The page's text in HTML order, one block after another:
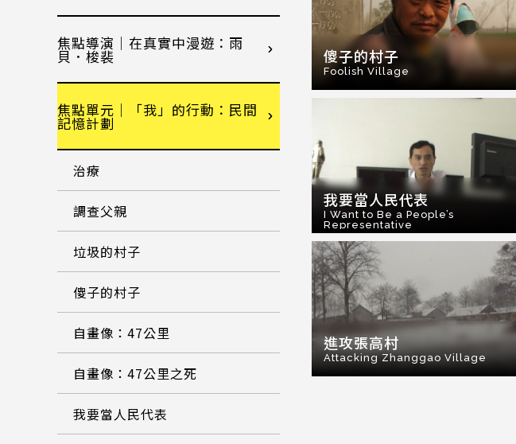
傻子的村子
Foolish Village
我要當人民代表
I Want to Be a People’s
Representative
進攻張高村
Attacking Zhanggao Village
焦點導演｜在真實中漫遊：雨
貝．梭裴
焦點單元｜「我」的行動：民間
記憶計劃
治療
調查父親
垃圾的村子
傻子的村子
自畫像：47公里
自畫像：47公里之死
我要當人民代表